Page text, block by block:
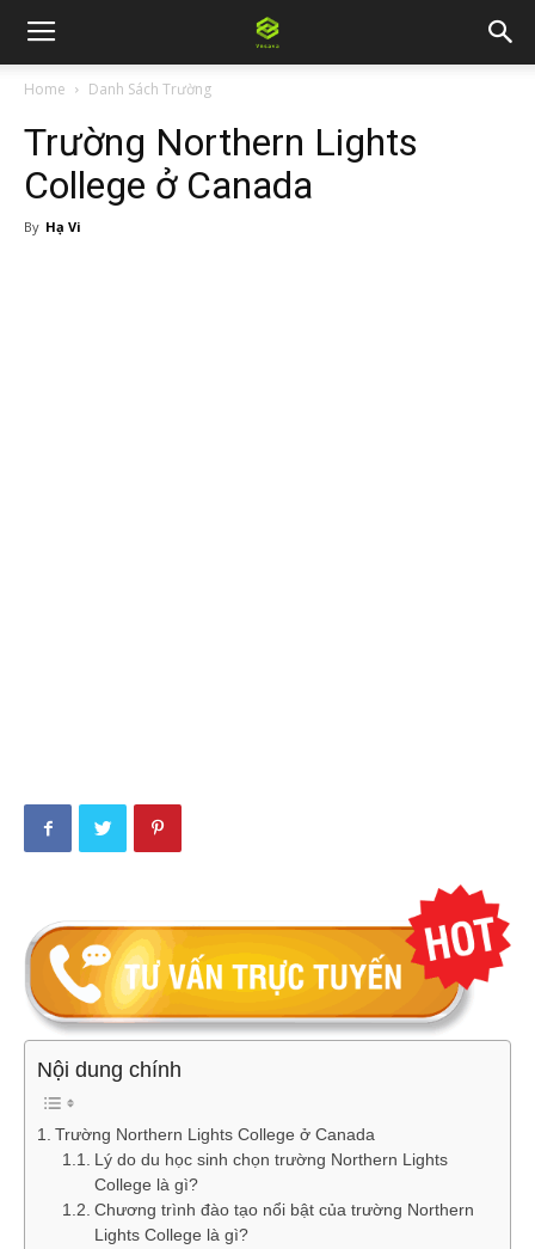
Home Danh Sách Trường
Trường Northern Lights
College ở Canada
By Hạ Vi
Nội dung chính
Trường Northern Lights College ở Canada
Lý do du học sinh chọn trường Northern Lights
College là gì?
Chương trình đào tạo nổi bật của trường Northern
Lights College là gì?